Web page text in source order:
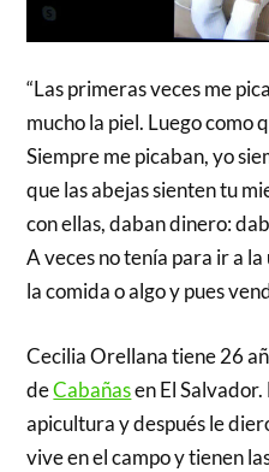
“Las primeras veces me
mucho la piel. Luego como
Siempre me picaban, yo
que las abejas sienten tu
con ellas, daban dinero:
A veces no tenía para ir a
la comida o algo y pues
Cecilia Orellana tiene 26
deCabañasen El
apicultura y después le
vive en el campo y tienen